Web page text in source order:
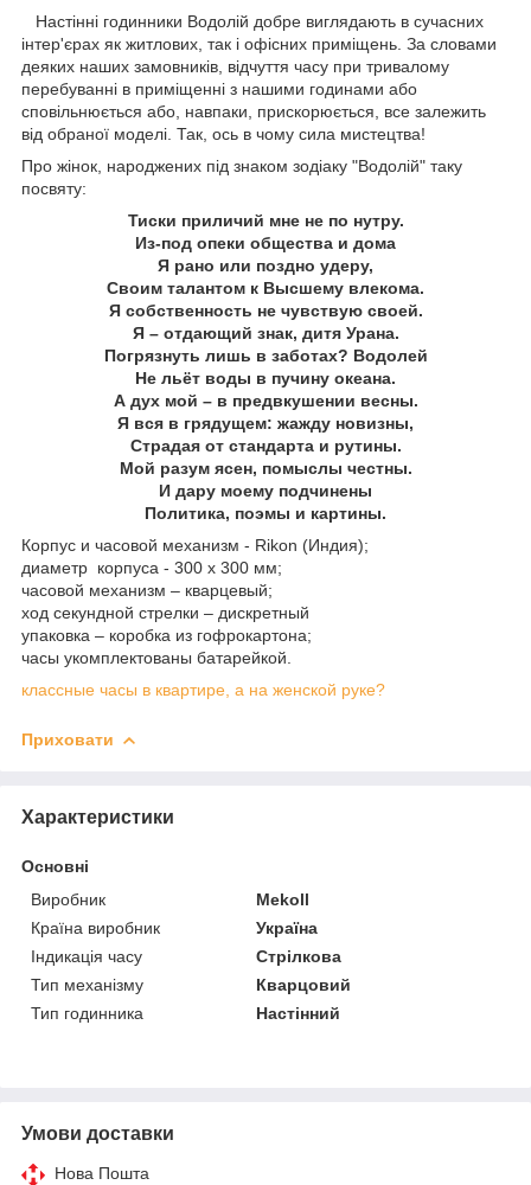
Настінні годинники Водолій добре виглядають в сучасних
інтер'єрах як житлових, так і офісних приміщень. За словами
деяких наших замовників, відчуття часу при тривалому
перебуванні в приміщенні з нашими годинами або
сповільнюється або, навпаки, прискорюється, все залежить
від обраної моделі. Так, ось в чому сила мистецтва!
Про жінок, народжених під знаком зодіаку "Водолій" таку
посвяту:
Тиски приличий мне не по нутру.
Из-под опеки общества и дома
Я рано или поздно удеру,
Своим талантом к Высшему влекома.
Я собственность не чувствую своей.
Я – отдающий знак, дитя Урана.
Погрязнуть лишь в заботах? Водолей
Не льёт воды в пучину океана.
А дух мой – в предвкушении весны.
Я вся в грядущем: жажду новизны,
Страдая от стандарта и рутины.
Мой разум ясен, помыслы честны.
И дару моему подчинены
Политика, поэмы и картины.
Корпус и часовой механизм - Rikon (Индия);
диаметр корпуса - 300 х 300 мм;
часовой механизм – кварцевый;
ход секундной стрелки – дискретный
упаковка – коробка из гофрокартона;
часы укомплектованы батарейкой.
классные часы в квартире, а на женской руке?
Приховати
Характеристики
Основні
Виробник
Mekoll
Країна виробник
Україна
Індикація часу
Стрілкова
Тип механізму
Кварцовий
Тип годинника
Настінний
Умови доставки
Нова Пошта